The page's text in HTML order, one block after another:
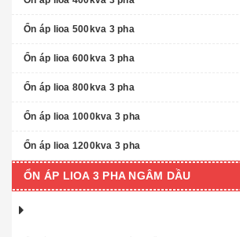
Ổn áp lioa 500kva 3 pha
Ổn áp lioa 600kva 3 pha
Ổn áp lioa 800kva 3 pha
Ổn áp lioa 1000kva 3 pha
Ổn áp lioa 1200kva 3 pha
ỔN ÁP LIOA 3 PHA NGÂM DẦU